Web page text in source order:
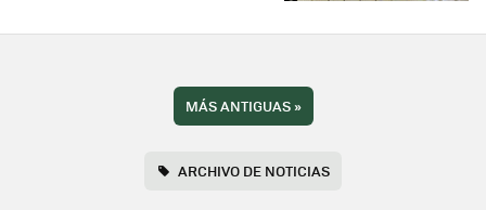
MÁS ANTIGUAS»
ARCHIVO DE NOTICIAS